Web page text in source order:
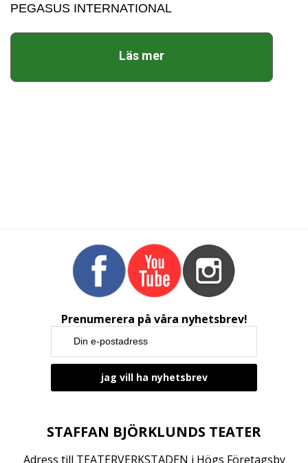
PEGASUS INTERNATIONAL
Läs mer
Prenumerera på våra nyhetsbrev!
STAFFAN BJÖRKLUNDS TEATER
Adress till TEATERVERKSTADEN i Högs Företagsby